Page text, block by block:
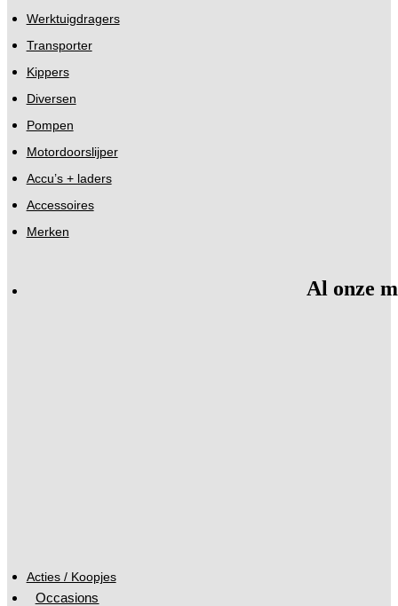
Werktuigdragers
Transporter
Kippers
Diversen
Pompen
Motordoorslijper
Accu’s + laders
Accessoires
Merken
Al onze
Acties / Koopjes
Occasions